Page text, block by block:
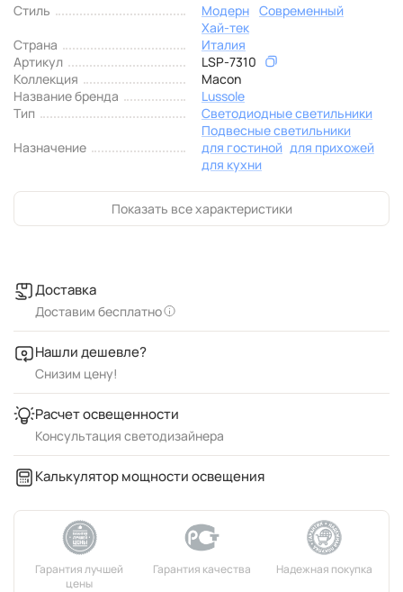
Стиль Модерн Современный
Хай-тек
Страна
Италия
Артикул
LSP-7310
Коллекция
Macon
Название бренда
Lussole
Тип
Светодиодные светильники
Подвесные светильники
Назначение
для гостиной для прихожей
для кухни
Показать все характеристики
Доставка
Доставим бесплатно
Нашли дешевле?
Снизим цену!
Расчет освещенности
Консультация светодизайнера
Калькулятор мощности освещения